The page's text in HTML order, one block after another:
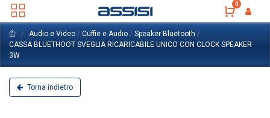
0
Audio e Video / Cuffie e Audio / Speaker Bluetooth /
CASSA BLUETHOOT SVEGLIA RICARICABILE UNICO CON CLOCK SPEAKER
3W
Torna indietro